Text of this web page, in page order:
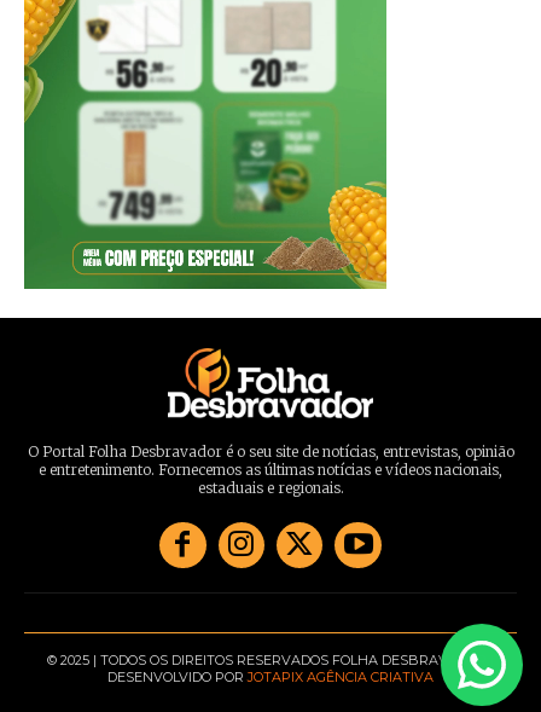
O Portal Folha Desbravador é o seu site de notícias, entrevistas, opinião
e entretenimento. Fornecemos as últimas notícias e vídeos nacionais,
estaduais e regionais.
© 2025 | TODOS OS DIREITOS RESERVADOS FOLHA DESBRAVADOR |
DESENVOLVIDO PORJOTAPIX AGÊNCIA CRIATIVA